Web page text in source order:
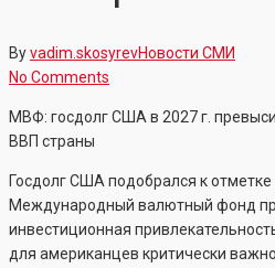
Byvadim.skosyrevНовости СМИ
No Comments
МВФ: госдолг США в 2027 г.
ВВП страны
Госдолг США подобрался к
Международный валютный фонд
инвестиционная
для американцев критически